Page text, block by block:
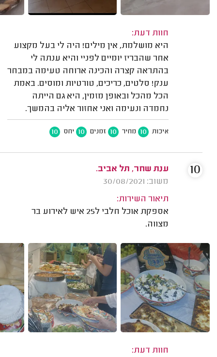
חוות דעת:
היא מושלמת, אין מילים! היה לי בעל מקצוע
אחר שהבריז יומיים לפניי והיא ענתה לי
בהתראה קצרה והכינה ארוחה טעימה במבחר
ענק! סלטים, כריכים, טורטיות ומוסים. באמת
הכל מהכל ובאופן מזמין, היא גם הייתה
נחמדה ונעימה ואני אחזור אליה בהמשך.
איכות 10 מחיר 10 זמנים 10 יחס 10
ענת שחר, תל אביב.
משוב: 30/08/2021
תיאור השירות:
אספקת אוכל חלבי ל25 איש לאירוע בר
מצווה.
חוות דעת:
10